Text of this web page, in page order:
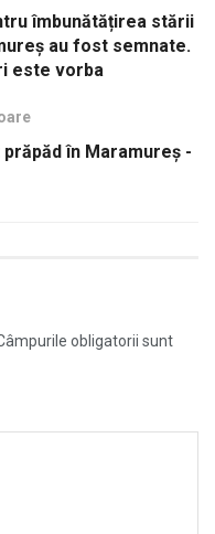
îmbunătățirea stării
au fost semnate.
este vorba
în Maramureș -
obligatorii sunt